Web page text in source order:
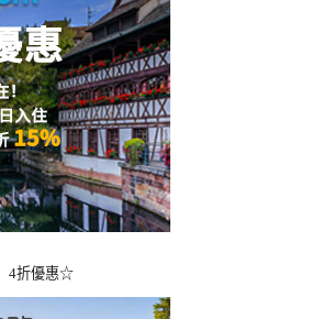
4折優惠☆